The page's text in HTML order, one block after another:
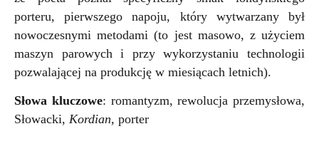
porteru, pierwszego napoju, który wytwarzany był
nowoczesnymi metodami (to jest masowo, z użyciem
maszyn parowych i przy wykorzystaniu technologii
pozwalającej na produkcję w miesiącach letnich).
Słowa kluczowe: romantyzm, rewolucja przemysłowa,
Słowacki, Kordian, porter